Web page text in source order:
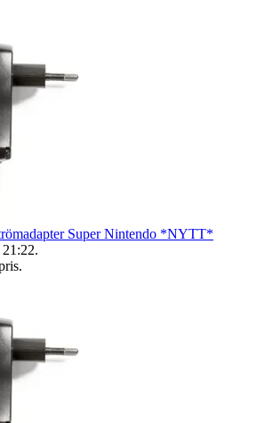
Super Nintendo *NYTT*
21:22.
.